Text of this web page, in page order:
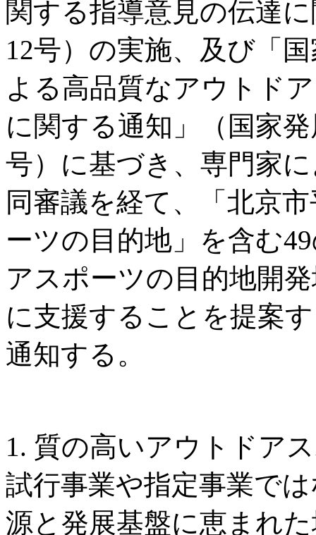
関する指導意見の伝達
12号）の実施、及び「
よる高品質なアウトド
に関する通知」（国家
号）に基づき、専門家
同審議を経て、「北京
ーツの目的地」を含む
アスポーツの目的地開
に支援することを提案
通知する。
1. 質の高いアウトドア
試行事業や指定事業で
源と発展基盤に恵まれ